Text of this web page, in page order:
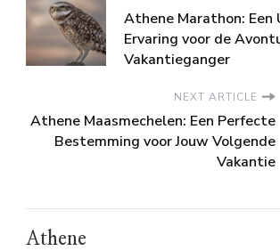
Athene Marathon: Een
Ervaring voor de
Vakantieganger
NEXT ARTICLE
Athene Maasmechelen: Een Perfecte
Bestemming voor Jouw Volgende
Vakantie
Athene